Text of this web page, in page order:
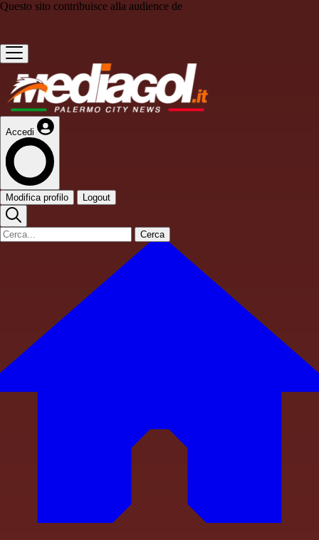
Questo sito contribuisce alla audience de
Accedi
Modifica profilo Logout
Cerca